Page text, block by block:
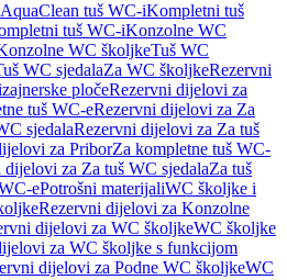
tuš WC-iKompletni tuš
tuš WC-iKonzolne WC
WC školjkeTuš WC
WC sjedalaZa WC školjkeRezervni
pločeRezervni dijelovi za
tuš WC-eRezervni dijelovi za Za
sjedalaRezervni dijelovi za Za tuš
za PriborZa kompletne tuš WC-
dijelovi za Za tuš WC sjedalaZa tuš
ePotrošni materijaliWC školjke i
Rezervni dijelovi za Konzolne
dijelovi za WC školjkeWC školjke
za WC školjke s funkcijom
dijelovi za Podne WC školjkeWC